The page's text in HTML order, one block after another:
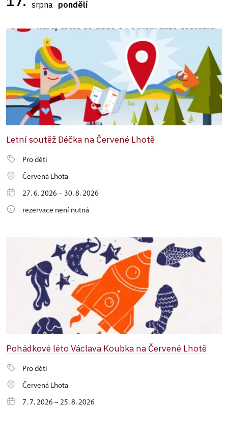
srpna pondělí
Letní soutěž Déčka na Červené Lhotě
Pro děti
Červená Lhota
27. 6. 2026 – 30. 8. 2026
rezervace není nutná
Pohádkové léto Václava Koubka na Červené Lhotě
Pro děti
Červená Lhota
7. 7. 2026 – 25. 8. 2026